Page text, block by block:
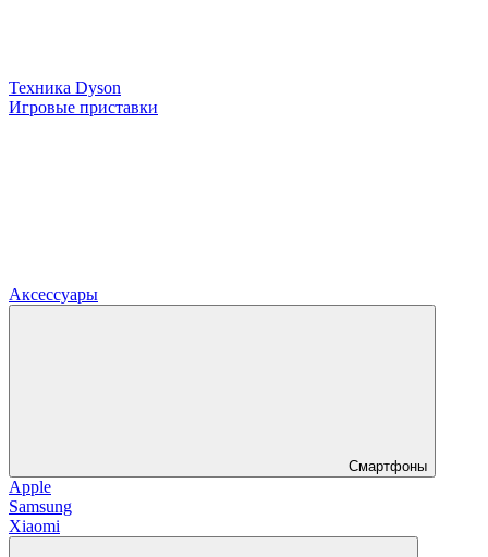
Техника Dyson
Игровые приставки
Аксессуары
Смартфоны
Apple
Samsung
Xiaomi